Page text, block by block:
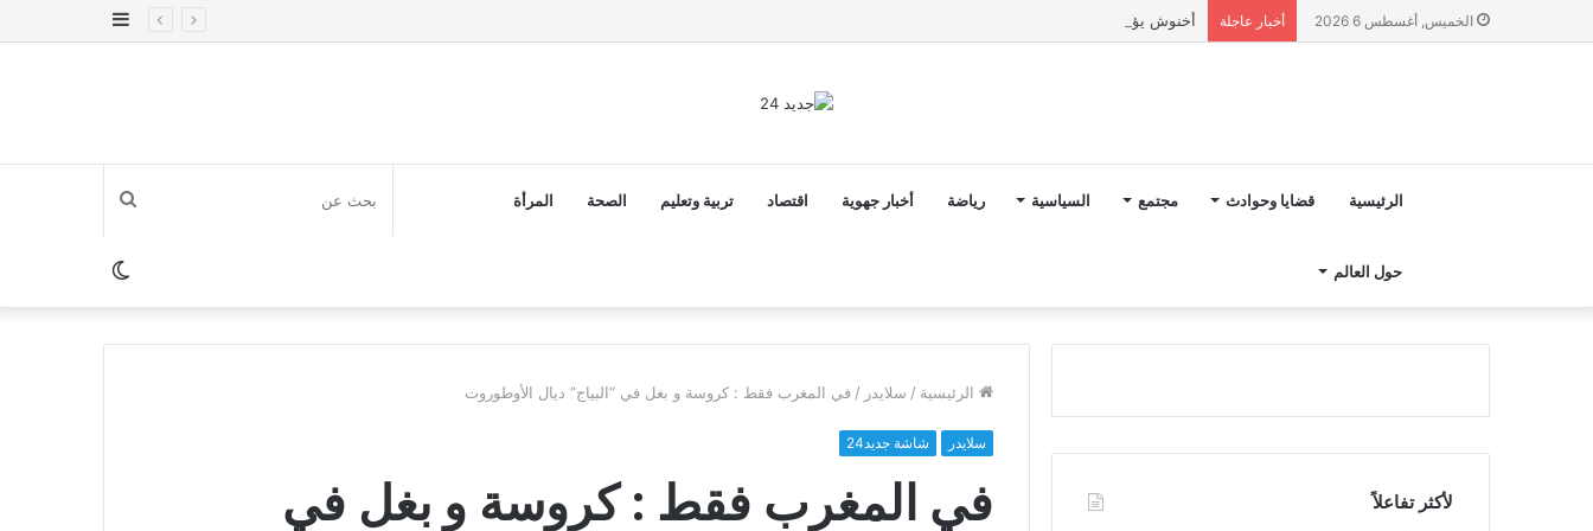
الخميس, أغسطس 6 2026 أخبار عاجلة أخنوش يؤكد في المذكرة التوجيهية حول ميزانية 2027 أن ثوابت العدالة الاجتماعية والمجالية خيار استراتيجي للبلاد
إضافة
الرئيسية قضايا وحوادث مجتمع السياسية رياضة أخبار جهوية اقتصاد تربية وتعليم الصحة المرأة
حول العالم
بحث
عنالوضع
المظلم
الرئيسية / سلايدر / في المغرب فقط : كروسة و بغل في “البياج” ديال الأوطوروت
سلايدر شاشة جديد24
في المغرب فقط : كروسة و بغل في
لأكثر تفاعلاً